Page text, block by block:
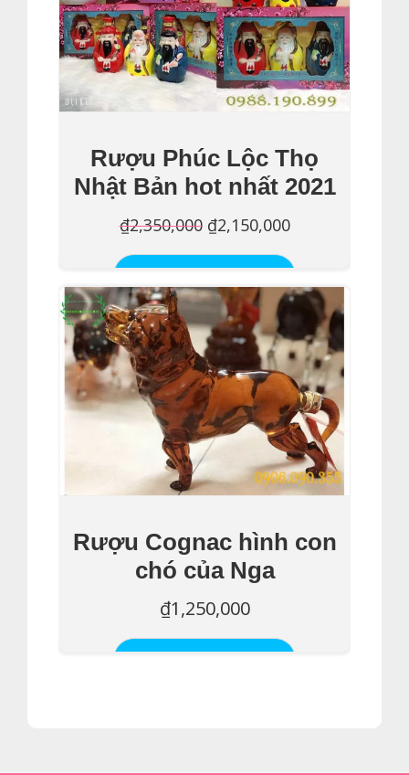
Rượu Phúc Lộc Thọ
Nhật Bản hot nhất 2021
₫2,350,000 Giá
gốc
là:
₫2,350,000.
₫2,150,000Giá
tại
₫2,150,000.
Rượu Cognac hình con
chó của Nga
₫1,250,000